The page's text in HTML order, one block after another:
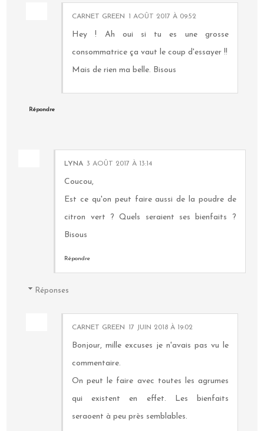
CARNET GREEN 1 AOÛT 2017 À 09:52
Hey ! Ah oui si tu es une grosse
consommatrice ça vaut le coup d'essayer !!
Mais de rien ma belle. Bisous
Répondre
LYNA 3 AOÛT 2017 À 13:14
Coucou,
Est ce qu'on peut faire aussi de la poudre de
citron vert ? Quels seraient ses bienfaits ?
Bisous
Répondre
Réponses
CARNET GREEN 17 JUIN 2018 À 19:02
Bonjour, mille excuses je n'avais pas vu le
commentaire.
On peut le faire avec toutes les agrumes
qui existent en effet. Les bienfaits
seraoent à peu près semblables.